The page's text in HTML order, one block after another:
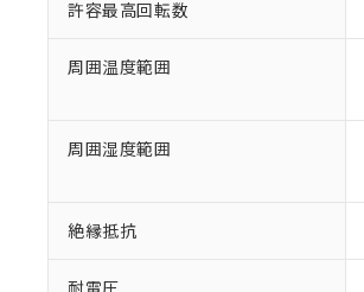
許容最高回転数
周囲温度範囲
周囲湿度範囲
絶縁抵抗
耐電圧